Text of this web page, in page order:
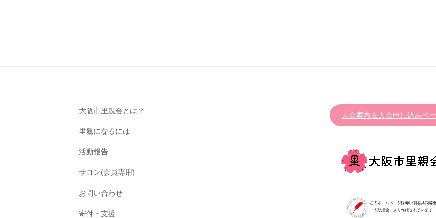
大阪市里親会とは？
里親になるには
活動報告
サロン(会員専用)
お問い合わせ
寄付・支援
入会案内＆入会申し込みペ